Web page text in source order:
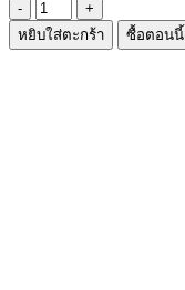
จำนวน
กาว
หยิบใส่ตะกร้า ซื้อตอนนี้